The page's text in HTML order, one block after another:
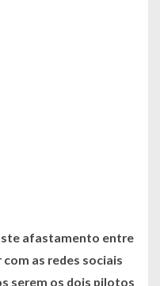
afastamento entre
as redes sociais
serem os dois pilotos